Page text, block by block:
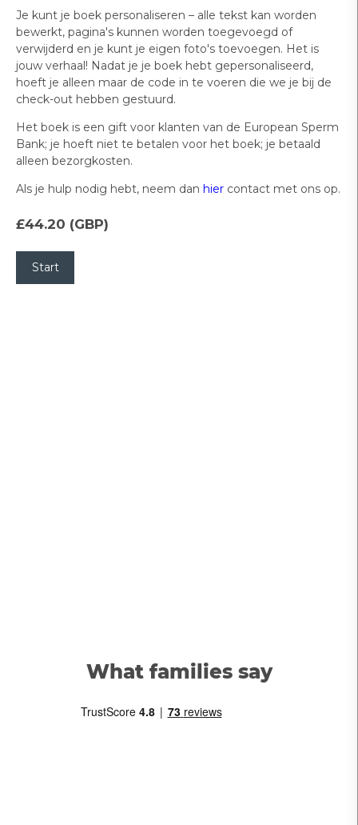
Je kunt je boek personaliseren – alle tekst kan worden
bewerkt, pagina's kunnen worden toegevoegd of
verwijderd en je kunt je eigen foto's toevoegen. Het is
jouw verhaal! Nadat je je boek hebt gepersonaliseerd,
hoeft je alleen maar de code in te voeren die we je bij de
check-out hebben gestuurd.
Het boek is een gift voor klanten van de European Sperm
Bank; je hoeft niet te betalen voor het boek; je betaald
alleen bezorgkosten.
Als je hulp nodig hebt, neem dan hier contact met ons op.
£44.20 (GBP)
What families say